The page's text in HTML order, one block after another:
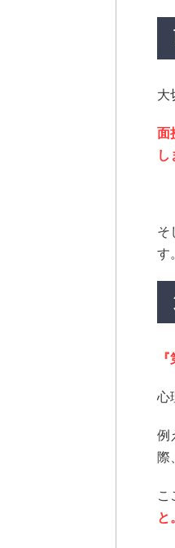
大
面
し
そ
す。
心
例
際
こ
と。